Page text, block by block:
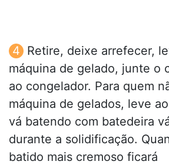
Retire, deixe arrefecer,
máquina de gelado, junte o
ao congelador. Para quem
máquina de gelados, leve
vá batendo com batedeira
durante a solidificação.
batido mais cremoso ficará